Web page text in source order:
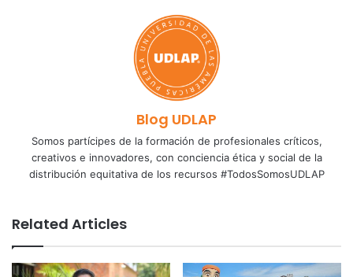
Blog UDLAP
Somos partícipes de la formación de profesionales críticos,
creativos e innovadores, con conciencia ética y social de la
distribución equitativa de los recursos #TodosSomosUDLAP
Related Articles